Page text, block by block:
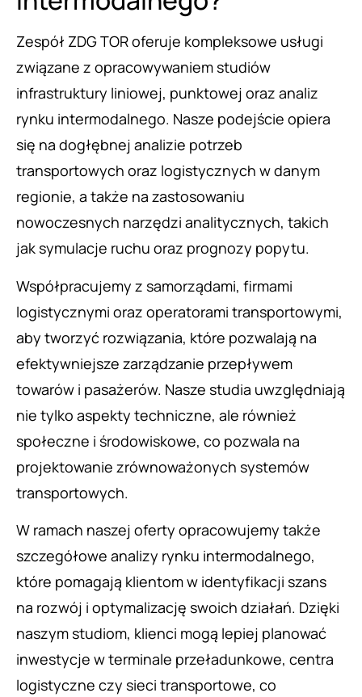
Zespół ZDG TOR oferuje kompleksowe usługi
związane z opracowywaniem studiów
infrastruktury liniowej, punktowej oraz analiz
rynku intermodalnego. Nasze podejście opiera
się na dogłębnej analizie potrzeb
transportowych oraz logistycznych w danym
regionie, a także na zastosowaniu
nowoczesnych narzędzi analitycznych, takich
jak symulacje ruchu oraz prognozy popytu.
Współpracujemy z samorządami, firmami
logistycznymi oraz operatorami transportowymi,
aby tworzyć rozwiązania, które pozwalają na
efektywniejsze zarządzanie przepływem
towarów i pasażerów. Nasze studia uwzględniają
nie tylko aspekty techniczne, ale również
społeczne i środowiskowe, co pozwala na
projektowanie zrównoważonych systemów
transportowych.
W ramach naszej oferty opracowujemy także
szczegółowe analizy rynku intermodalnego,
które pomagają klientom w identyfikacji szans
na rozwój i optymalizację swoich działań. Dzięki
naszym studiom, klienci mogą lepiej planować
inwestycje w terminale przeładunkowe, centra
logistyczne czy sieci transportowe, co